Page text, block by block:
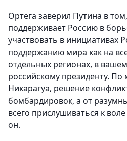
Ортега заверил Путина в
поддерживает Россию в
участвовать в инициативах
поддержанию мира как на
отдельных регионах, в
российскому президенту.
Никарагуа, решение
бомбардировок, а от
всего прислушиваться к
он.